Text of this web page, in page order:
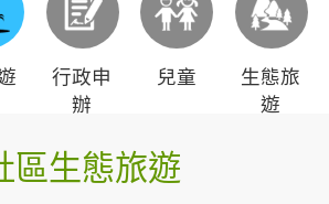
行政申
辦
兒童
生態旅
遊
區生態旅遊